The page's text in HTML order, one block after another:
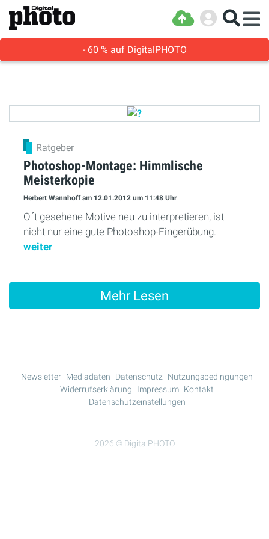
- 60 % auf DigitalPHOTO
Ratgeber
Photoshop-Montage: Himmlische
Meisterkopie
Herbert Wannhoffam 12.01.2012 um 11:48 Uhr
Oft gesehene Motive neu zu interpretieren, ist
nicht nur eine gute Photoshop-Fingerübung.
weiter
Mehr Lesen
2026 © DigitalPHOTO
Newsletter Mediadaten Datenschutz
Nutzungsbedingungen
Widerrufserklärung
Impressum Kontakt
Datenschutzeinstellungen